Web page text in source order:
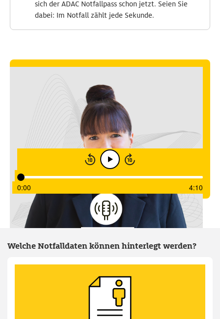
sich der ADAC Notfallpass schon jetzt. Seien Sie
dabei: Im Notfall zählt jede Sekunde.
Im ADAC Notfallpass können alle relevanten
Gesundheitsdaten hinterlegt werden: Christine Hähnel
vom ADAC erklärt, wie das funktioniert.
Welche Notfalldaten können hinterlegt werden?